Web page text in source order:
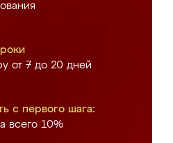
от 7 до 20 дней
с первого шага:
всего 10%